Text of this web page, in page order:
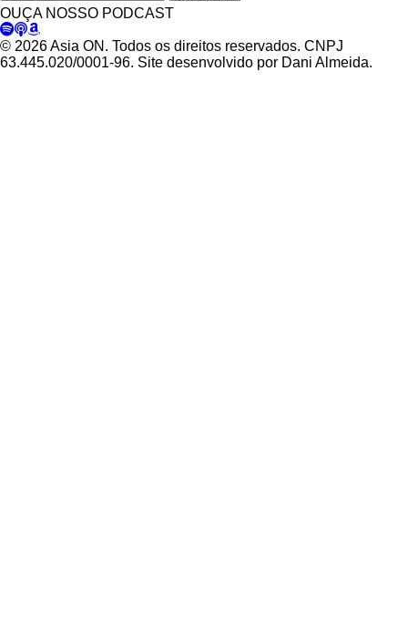
OUÇA NOSSO PODCAST
© 2026 Asia ON. Todos os direitos reservados. CNPJ
63.445.020/0001-96. Site desenvolvido por Dani Almeida.